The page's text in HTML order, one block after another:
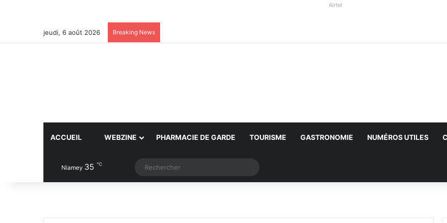
Airtel
jeudi, 6 août 2026 Breaking News
ACCUEIL WEBZINE PHARMACIE DE GARDE TOURISME GASTRONOMIE NUMÉROS UTILES
Niamey 35 ℃ Article Aléatoire
Switch skin